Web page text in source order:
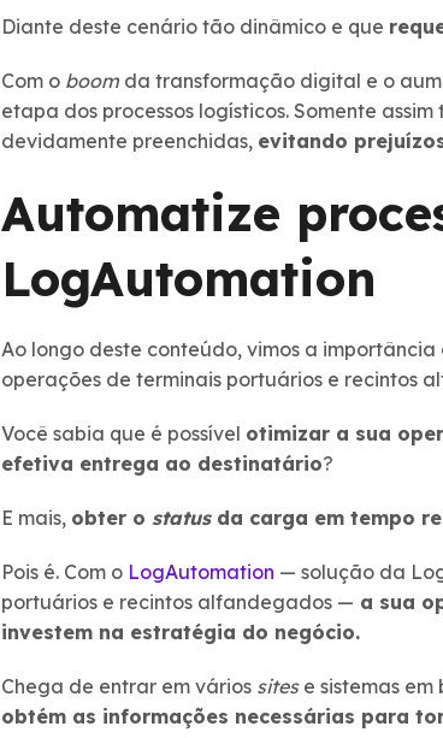
Diante deste cenário tão dinâmico e que
Com o boom da transformação digital e o
etapa dos processos logísticos. Somente
devidamente preenchidas, evitando
Automatize
LogAutomation
Ao longo deste conteúdo, vimos a
operações de terminais portuários e recintos
Você sabia que é possível otimizar a sua
efetiva entrega ao destinatário?
E mais, obter o status da carga em tempo
Pois é. Com o LogAutomation — solução da
portuários e recintos alfandegados — a sua
investem na estratégia do negócio.
Chega de entrar em vários sites e sistemas
obtém as informações necessárias para